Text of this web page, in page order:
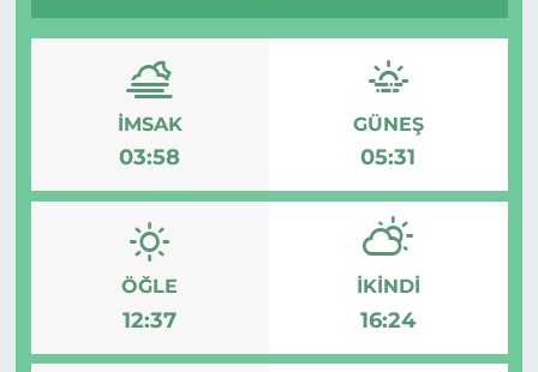
İMSAK
03:58
GÜNEŞ
05:31
ÖĞLE
12:37
İKINDI
16:24